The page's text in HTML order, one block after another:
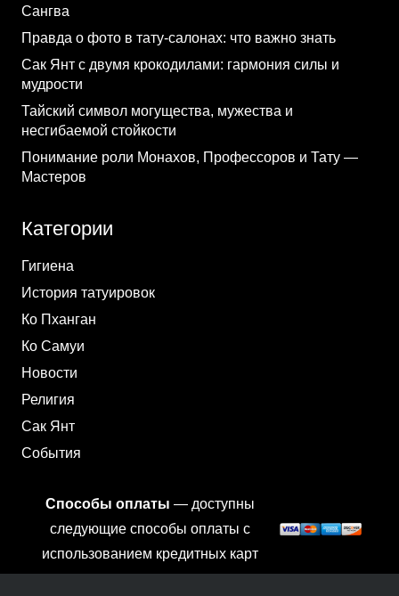
Сангва
Правда о фото в тату-салонах: что важно знать
Сак Янт с двумя крокодилами: гармония силы и
мудрости
Тайский символ могущества, мужества и
несгибаемой стойкости
Понимание роли Монахов, Профессоров и Тату —
Мастеров
Категории
Гигиена
История татуировок
Ко Пханган
Ко Самуи
Новости
Религия
Сак Янт
События
Способы оплаты — доступны
следующие способы оплаты с
использованием кредитных карт